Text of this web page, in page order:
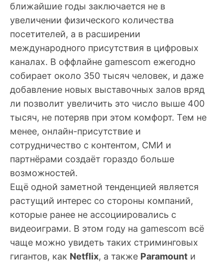
ближайшие годы заключается не в
увеличении физического количества
посетителей, а в расширении
международного присутствия в цифровых
каналах. В оффлайне gamescom ежегодно
собирает около 350 тысяч человек, и даже
добавление новых выставочных залов вряд
ли позволит увеличить это число выше 400
тысяч, не потеряв при этом комфорт. Тем не
менее, онлайн-присутствие и
сотрудничество с контентом, СМИ и
партнёрами создаёт гораздо больше
возможностей.
Ещё одной заметной тенденцией является
растущий интерес со стороны компаний,
которые ранее не ассоциировались с
видеоиграми. В этом году на gamescom всё
чаще можно увидеть таких стриминговых
гигантов, как Netflix, а также Paramount и